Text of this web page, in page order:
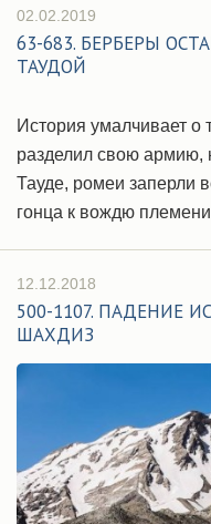
02.02.2019
63-683. БЕРБЕРЫ
ТАУДОЙ
История умалчивает
разделил свою армию,
Тауде, ромеи заперли
гонца к вождю
12.12.2018
500-1107. ПАДЕНИЕ
ШАХДИЗ